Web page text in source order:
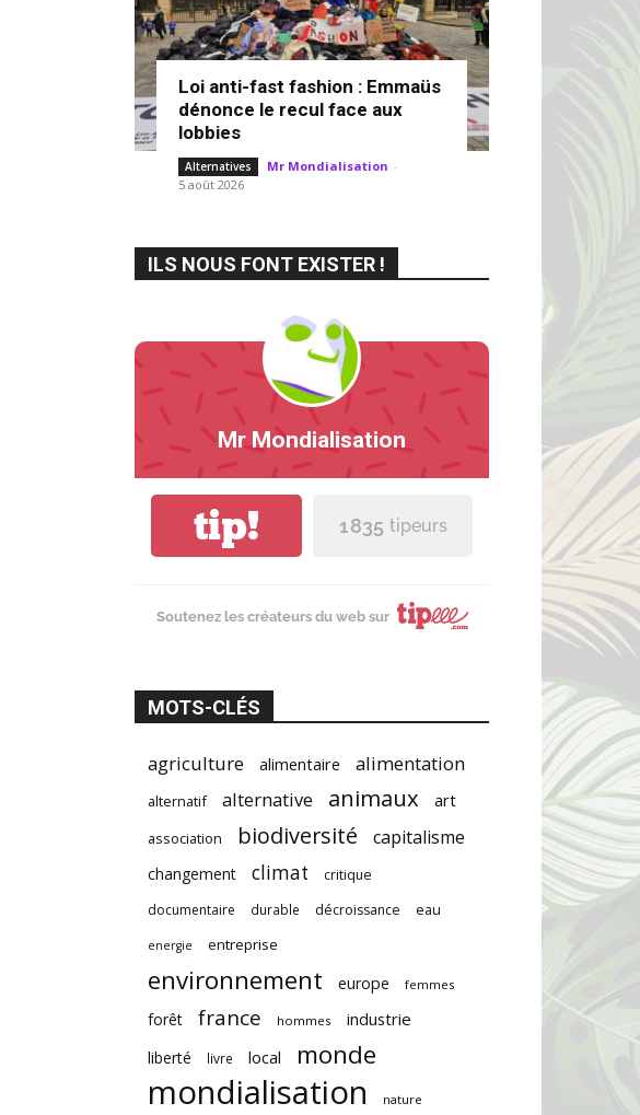
Loi anti-fast fashion : Emmaüs
dénonce le recul face aux
lobbies
Alternatives Mr Mondialisation -
5 août 2026
ILS NOUS FONT EXISTER !
Mr Mondialisation
tip! 1 835 tipeurs
Soutenez les créateurs du web sur
MOTS-CLÉS
agriculture alimentaire alimentation
alternatif alternative animaux art
association biodiversité capitalisme
changement climat
critique
documentaire
durable décroissance eau
energie entreprise
environnement europe femmes
forêt france hommes industrie
liberté livre local monde
mondialisation nature